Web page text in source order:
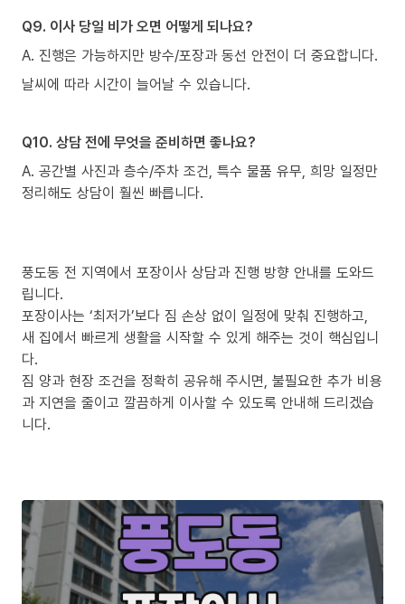
Q9. 이사 당일 비가 오면 어떻게 되나요?
A. 진행은 가능하지만 방수/포장과 동선 안전이 더 중요합니다.
날씨에 따라 시간이 늘어날 수 있습니다.
Q10. 상담 전에 무엇을 준비하면 좋나요?
A. 공간별 사진과 층수/주차 조건, 특수 물품 유무, 희망 일정만
정리해도 상담이 훨씬 빠릅니다.
풍도동 전 지역에서 포장이사 상담과 진행 방향 안내를 도와드
립니다.
포장이사는 ‘최저가’보다 짐 손상 없이 일정에 맞춰 진행하고,
새 집에서 빠르게 생활을 시작할 수 있게 해주는 것이 핵심입니
다.
짐 양과 현장 조건을 정확히 공유해 주시면, 불필요한 추가 비용
과 지연을 줄이고 깔끔하게 이사할 수 있도록 안내해 드리겠습
니다.